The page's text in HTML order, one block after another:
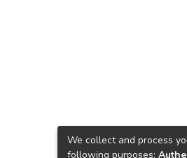
We collect and process
following purposes: